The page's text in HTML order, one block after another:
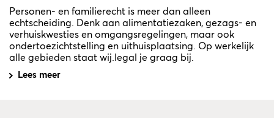
Personen- en familierecht is meer dan alleen
echtscheiding. Denk aan alimentatiezaken, gezags- en
verhuiskwesties en omgangsregelingen, maar ook
ondertoezichtstelling en uithuisplaatsing. Op werkelijk
alle gebieden staat wij.legal je graag bij.
Lees meer